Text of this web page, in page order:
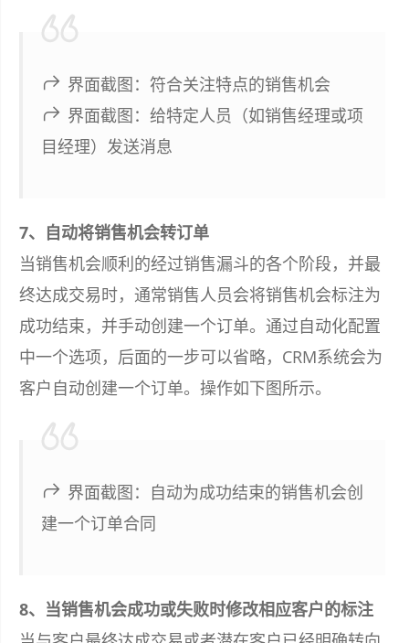
界面截图：符合关注特点的销售机会
界面截图：给特定人员（如销售经理或项
目经理）发送消息
7、自动将销售机会转订单
当销售机会顺利的经过销售漏斗的各个阶段，并最
终达成交易时，通常销售人员会将销售机会标注为
成功结束，并手动创建一个订单。通过自动化配置
中一个选项，后面的一步可以省略，CRM系统会为
客户自动创建一个订单。操作如下图所示。
界面截图：自动为成功结束的销售机会创
建一个订单合同
8、当销售机会成功或失败时修改相应客户的标注